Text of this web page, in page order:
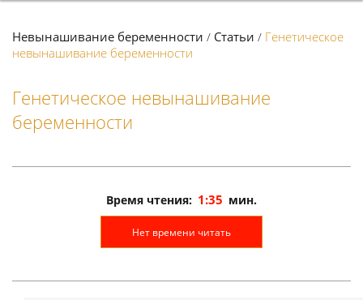
Невынашивание беременности / Статьи / Генетическое
невынашивание беременности
Генетическое невынашивание
беременности
Время чтения: 1:35 мин.
Нет времени читать